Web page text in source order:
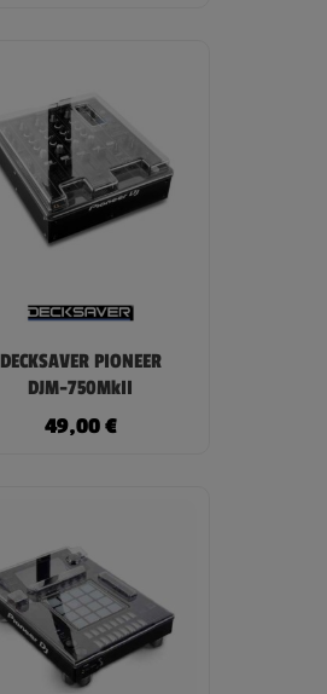
DECKSAVER PIONEER
DJM-750MkII
49,00€